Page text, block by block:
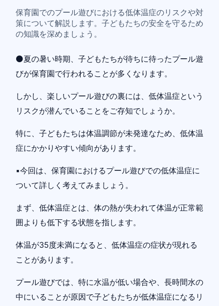
保育園でのプール遊びにおける低体温症のリスクや対
策について解説します。子どもたちの安全を守るため
の知識を深めましょう。
⚫️夏の暑い時期、子どもたちが待ちに待ったプール遊
びが保育園で行われることが多くなります。
しかし、楽しいプール遊びの裏には、低体温症という
リスクが潜んでいることをご存知でしょうか。
特に、子どもたちは体温調節が未発達なため、低体温
症にかかりやすい傾向があります。
▪️今回は、保育園におけるプール遊びでの低体温症に
ついて詳しく考えてみましょう。
まず、低体温症とは、体の熱が失われて体温が正常範
囲よりも低下する状態を指します。
体温が35度未満になると、低体温症の症状が現れる
ことがあります。
プール遊びでは、特に水温が低い場合や、長時間水の
中にいることが原因で子どもたちが低体温症になるリ